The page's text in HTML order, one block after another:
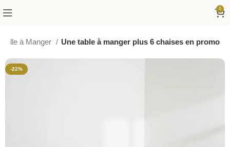
0
Salle à Manger Une table à manger plus 6 chaises en promo
-22%